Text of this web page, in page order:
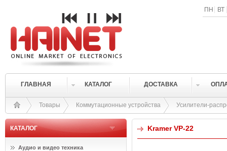
ПН ВТ
ГЛАВНАЯ КАТАЛОГ ДОСТАВКА
Товары Коммутационные устройства Усилители-
КАТАЛОГ
Аудио и видео техника
Kramer VP-22